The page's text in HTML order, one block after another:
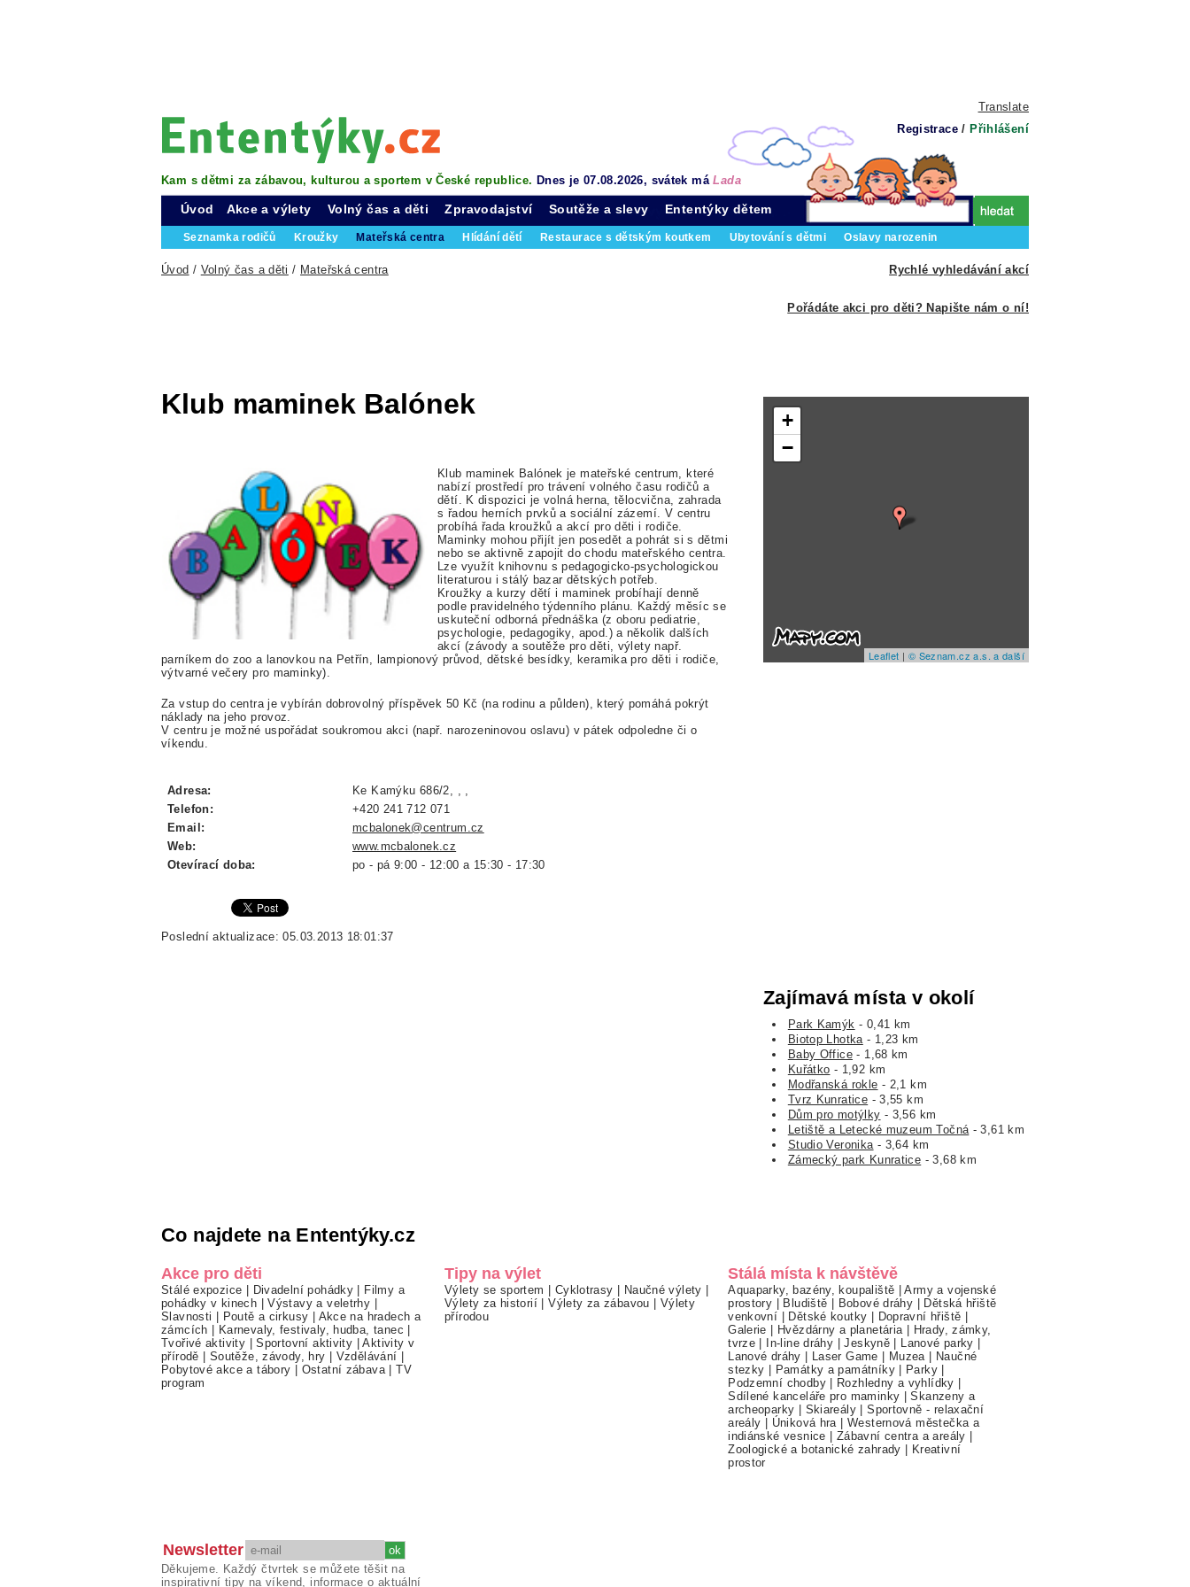
Translate
Registrace / Přihlášení
Kam s dětmi za zábavou, kulturou a sportem v České republice. Dnes je 07.08.2026, svátek máLada
Úvod Akce a výlety Volný čas a děti
Seznamka rodičů Kroužky Mateřská centra Hlídání dětí Restaurace s dětským koutkem Ubytování s dětmi Oslavy narozenin
Zpravodajství Soutěže a slevy Ententýky dětem
Rychlé vyhledávání akcí
Úvod / Volný čas a děti / Mateřská centra
Pořádáte akci pro děti? Napište nám o ní!
Klub maminek Balónek
Klub maminek Balónek je mateřské centrum, které
nabízí prostředí pro trávení volného času rodičů a
dětí. K dispozici je volná herna, tělocvična, zahrada
s řadou herních prvků a sociální zázemí. V centru
probíhá řada kroužků a akcí pro děti i rodiče.
Maminky mohou přijít jen posedět a pohrát si s dětmi
nebo se aktivně zapojit do chodu mateřského centra.
Lze využít knihovnu s pedagogicko-psychologickou
literaturou i stálý bazar dětských potřeb.
Kroužky a kurzy dětí i maminek probíhají denně
podle pravidelného týdenního plánu. Každý měsíc se
uskuteční odborná přednáška (z oboru pediatrie,
psychologie, pedagogiky, apod.) a několik dalších
akcí (závody a soutěže pro děti, výlety např.
parníkem do zoo a lanovkou na Petřín, lampionový průvod, dětské besídky, keramika pro děti i rodiče,
výtvarné večery pro maminky).
Za vstup do centra je vybírán dobrovolný příspěvek 50 Kč (na rodinu a půlden), který pomáhá pokrýt
náklady na jeho provoz.
V centru je možné uspořádat soukromou akci (např. narozeninovou oslavu) v pátek odpoledne či o
víkendu.
Adresa:
Ke Kamýku 686/2, , ,
Telefon:
+420 241 712 071
Email:
mcbalonek@centrum.cz
Web:
www.mcbalonek.cz
Otevírací doba:
po - pá 9:00 - 12:00 a 15:30 - 17:30
Poslední aktualizace: 05.03.2013 18:01:37
+
−
Leaflet | © Seznam.cz a.s. a další
Zajímavá místa v okolí
Park Kamýk - 0,41 km
Biotop Lhotka- 1,23 km
Baby Office - 1,68 km
Kuřátko - 1,92 km
Modřanská rokle - 2,1 km
Tvrz Kunratice - 3,55 km
Dům pro motýlky - 3,56 km
Letiště a Letecké muzeum Točná- 3,61 km
Studio Veronika- 3,64 km
Zámecký park Kunratice - 3,68 km
Co najdete na Ententýky.cz
Akce pro děti
Stálé expozice | Divadelní pohádky | Filmy a
pohádky v kinech |Výstavy a veletrhy |
Slavnosti | Poutě a cirkusy | Akce na hradech a
zámcích | Karnevaly, festivaly, hudba, tanec |
Tvořivé aktivity |Sportovní aktivity |Aktivity v
přírodě | Soutěže, závody, hry | Vzdělávání |
Pobytové akce a tábory | Ostatní zábava |TV
program
Tipy na výlet
Výlety se sportem | Cyklotrasy | Naučné výlety |
Výlety za historií |Výlety za zábavou | Výlety
přírodou
Stálá místa k návštěvě
Aquaparky, bazény, koupaliště |Army a vojenské
prostory | Bludiště | Bobové dráhy | Dětská hřiště
venkovní | Dětské koutky | Dopravní hřiště |
Galerie | Hvězdárny a planetária | Hrady, zámky,
tvrze | In-line dráhy |Jeskyně | Lanové parky |
Lanové dráhy | Laser Game | Muzea | Naučné
stezky | Památky a památníky| Parky |
Podzemní chodby| Rozhledny a vyhlídky |
Sdílené kanceláře pro maminky |Skanzeny a
archeoparky | Skiareály |Sportovně - relaxační
areály | Úniková hra |Westernová městečka a
indiánské vesnice | Zábavní centra a areály |
Zoologické a botanické zahrady | Kreativní
prostor
Newsletter
Děkujeme. Každý čtvrtek se můžete těšit na
inspirativní tipy na víkend, informace o aktuální